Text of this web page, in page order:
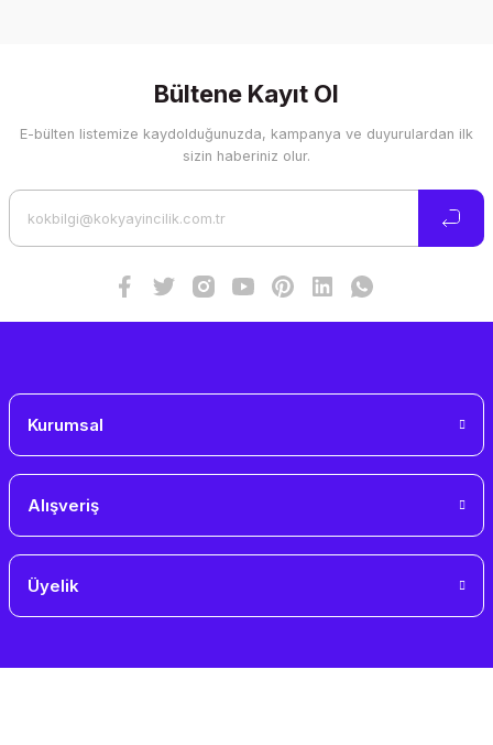
Görüş ve önerileriniz için teşekkür ederiz.
Ürün resmi kalitesiz, bozuk veya görüntülenemiyor.
Bültene Kayıt Ol
E-bülten listemize kaydolduğunuzda, kampanya ve duyurulardan ilk
sizin haberiniz olur.
Kurumsal
Alışveriş
Üyelik